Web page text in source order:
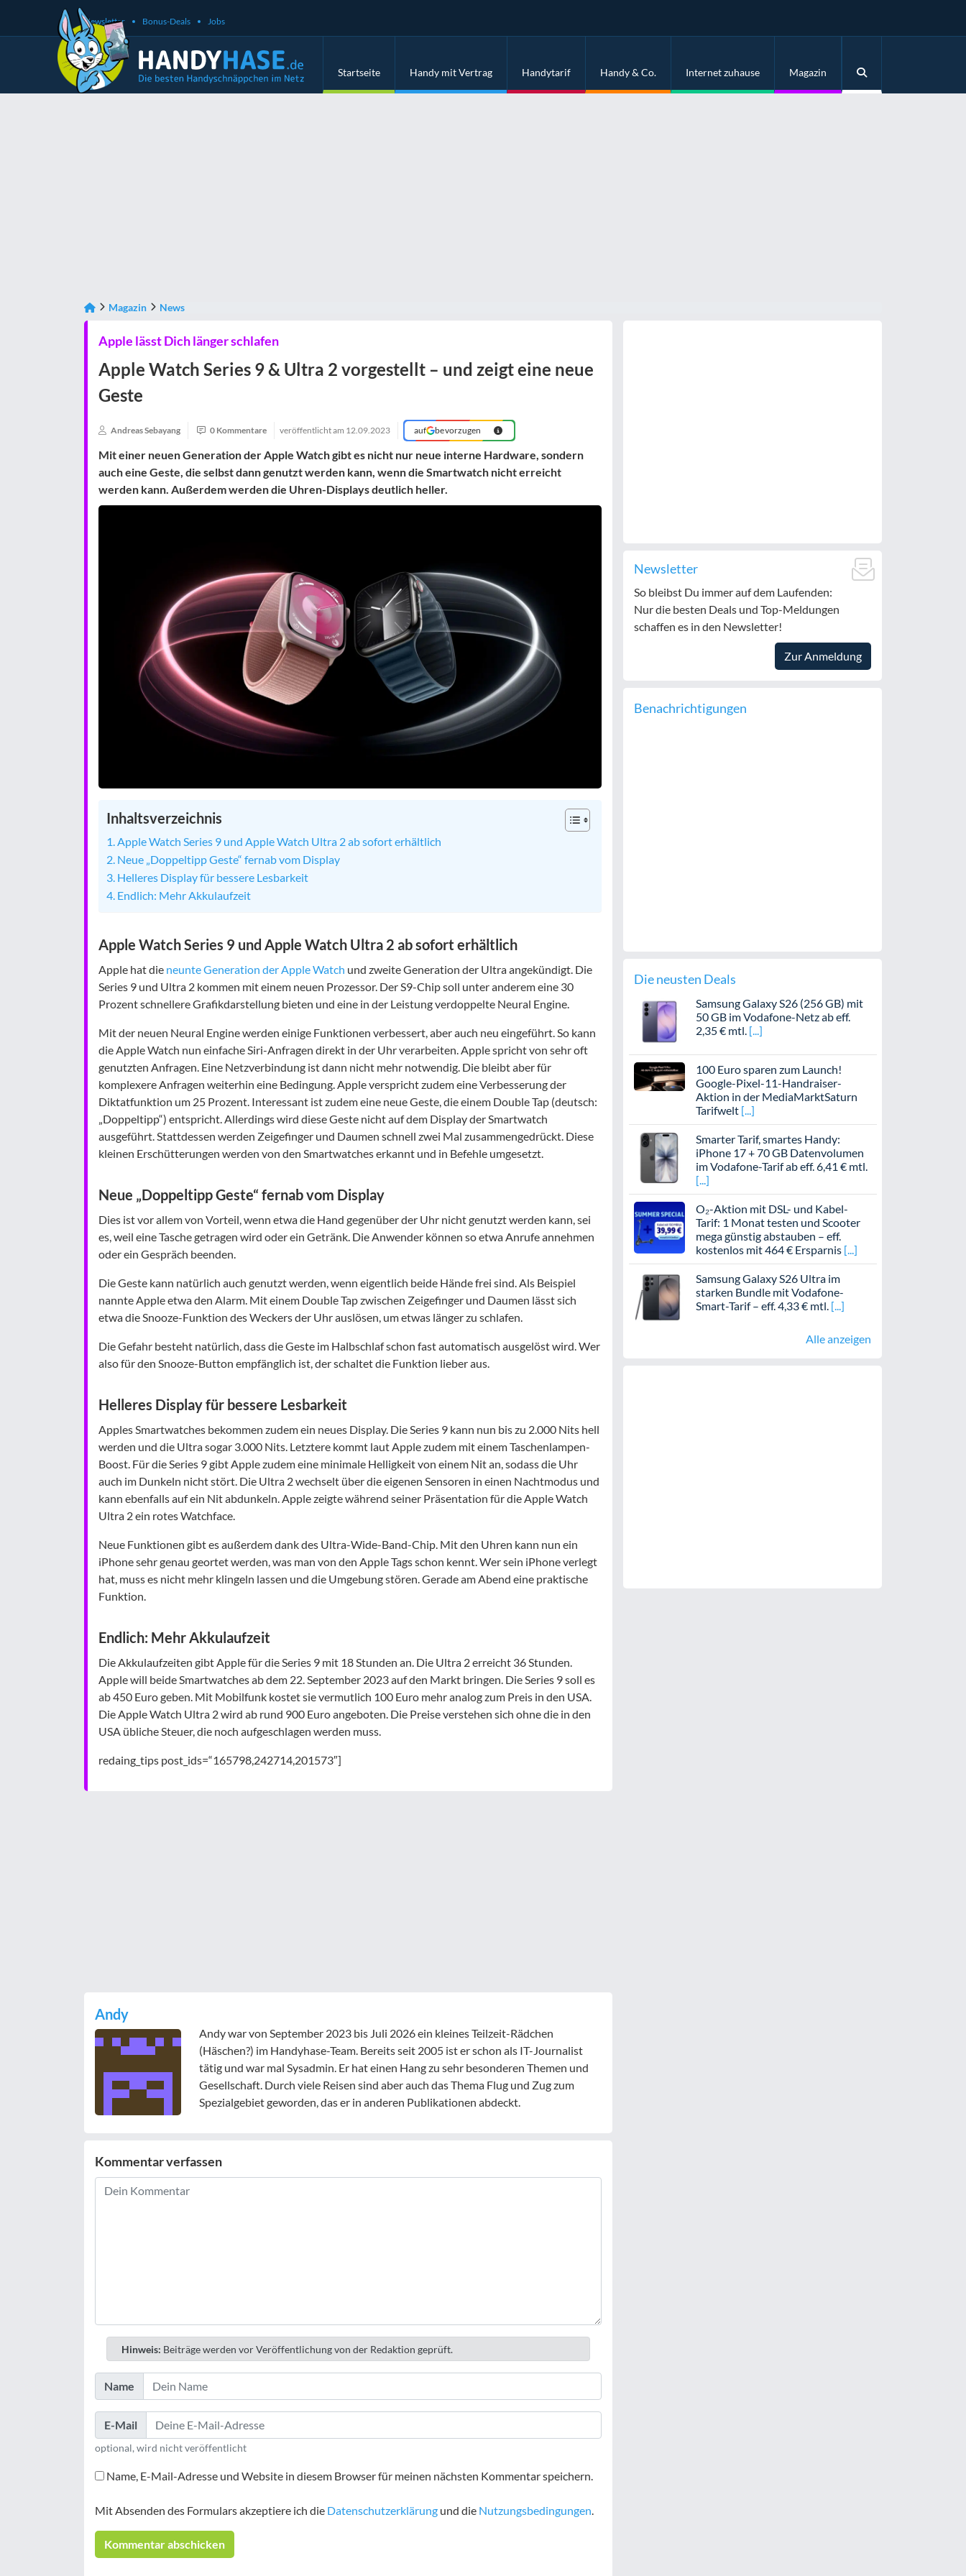
Newsletter Bonus-Deals Jobs
Startseite Handy mit Vertrag Handytarif Handy & Co. Internet zuhause Magazin
Magazin News
Apple lässt Dich länger schlafen
Apple Watch Series 9 & Ultra 2 vorgestellt – und zeigt eine neue
Geste
Andreas Sebayang 0 Kommentare veröffentlicht am 12.09.2023 auf bevorzugen
Mit einer neuen Generation der Apple Watch gibt es nicht nur neue interne Hardware, sondern
auch eine Geste, die selbst dann genutzt werden kann, wenn die Smartwatch nicht erreicht
werden kann. Außerdem werden die Uhren-Displays deutlich heller.
Inhaltsverzeichnis
Apple Watch Series 9 und Apple Watch Ultra 2 ab sofort erhältlich
Neue „Doppeltipp Geste“ fernab vom Display
Helleres Display für bessere Lesbarkeit
Endlich: Mehr Akkulaufzeit
Apple Watch Series 9 und Apple Watch Ultra 2 ab sofort erhältlich
Apple hat die neunte Generation der Apple Watch und zweite Generation der Ultra angekündigt. Die
Series 9 und Ultra 2 kommen mit einem neuen Prozessor. Der S9-Chip soll unter anderem eine 30
Prozent schnellere Grafikdarstellung bieten und eine in der Leistung verdoppelte Neural Engine.
Mit der neuen Neural Engine werden einige Funktionen verbessert, aber auch neu eingeführt. So kann
die Apple Watch nun einfache Siri-Anfragen direkt in der Uhr verarbeiten. Apple spricht von sehr oft
genutzten Anfragen. Eine Netzverbindung ist dann nicht mehr notwendig. Die bleibt aber für
komplexere Anfragen weiterhin eine Bedingung. Apple verspricht zudem eine Verbesserung der
Diktatfunktion um 25 Prozent. Interessant ist zudem eine neue Geste, die einem Double Tap (deutsch:
„Doppeltipp“) entspricht. Allerdings wird diese Geste nicht auf dem Display der Smartwatch
ausgeführt. Stattdessen werden Zeigefinger und Daumen schnell zwei Mal zusammengedrückt. Diese
kleinen Erschütterungen werden von den Smartwatches erkannt und in Befehle umgesetzt.
Neue „Doppeltipp Geste“ fernab vom Display
Dies ist vor allem von Vorteil, wenn etwa die Hand gegenüber der Uhr nicht genutzt werden kann, sei
es, weil eine Tasche getragen wird oder ein Getränk. Die Anwender können so etwa Anrufe annehmen
oder ein Gespräch beenden.
Die Geste kann natürlich auch genutzt werden, wenn eigentlich beide Hände frei sind. Als Beispiel
nannte Apple etwa den Alarm. Mit einem Double Tap zwischen Zeigefinger und Daumen lässt sich
etwa die Snooze-Funktion des Weckers der Uhr auslösen, um etwas länger zu schlafen.
Die Gefahr besteht natürlich, dass die Geste im Halbschlaf schon fast automatisch ausgelöst wird. Wer
also für den Snooze-Button empfänglich ist, der schaltet die Funktion lieber aus.
Helleres Display für bessere Lesbarkeit
Apples Smartwatches bekommen zudem ein neues Display. Die Series 9 kann nun bis zu 2.000 Nits hell
werden und die Ultra sogar 3.000 Nits. Letztere kommt laut Apple zudem mit einem Taschenlampen-
Boost. Für die Series 9 gibt Apple zudem eine minimale Helligkeit von einem Nit an, sodass die Uhr
auch im Dunkeln nicht stört. Die Ultra 2 wechselt über die eigenen Sensoren in einen Nachtmodus und
kann ebenfalls auf ein Nit abdunkeln. Apple zeigte während seiner Präsentation für die Apple Watch
Ultra 2 ein rotes Watchface.
Neue Funktionen gibt es außerdem dank des Ultra-Wide-Band-Chip. Mit den Uhren kann nun ein
iPhone sehr genau geortet werden, was man von den Apple Tags schon kennt. Wer sein iPhone verlegt
hat, muss es nicht mehr klingeln lassen und die Umgebung stören. Gerade am Abend eine praktische
Funktion.
Endlich: Mehr Akkulaufzeit
Die Akkulaufzeiten gibt Apple für die Series 9 mit 18 Stunden an. Die Ultra 2 erreicht 36 Stunden.
Apple will beide Smartwatches ab dem 22. September 2023 auf den Markt bringen. Die Series 9 soll es
ab 450 Euro geben. Mit Mobilfunk kostet sie vermutlich 100 Euro mehr analog zum Preis in den USA.
Die Apple Watch Ultra 2 wird ab rund 900 Euro angeboten. Die Preise verstehen sich ohne die in den
USA übliche Steuer, die noch aufgeschlagen werden muss.
redaing_tips post_ids=“165798,242714,201573″]
Andy
Andy war von September 2023 bis Juli 2026 ein kleines Teilzeit-Rädchen
(Häschen?) im Handyhase-Team. Bereits seit 2005 ist er schon als IT-Journalist
tätig und war mal Sysadmin. Er hat einen Hang zu sehr besonderen Themen und
Gesellschaft. Durch viele Reisen sind aber auch das Thema Flug und Zug zum
Spezialgebiet geworden, das er in anderen Publikationen abdeckt.
Kommentar verfassen
Hinweis: Beiträge werden vor Veröffentlichung von der Redaktion geprüft.
Name
E-Mail
optional, wird nicht veröffentlicht
Name, E-Mail-Adresse und Website in diesem Browser für meinen nächsten Kommentar speichern.
Mit Absenden des Formulars akzeptiere ich die Datenschutzerklärung und die Nutzungsbedingungen
Newsletter
So bleibst Du immer auf dem Laufenden:
Nur die besten Deals und Top-Meldungen
schaffen es in den Newsletter!
Zur Anmeldung
Benachrichtigungen
Die neusten Deals
Samsung Galaxy S26 (256 GB) mit
50 GB im Vodafone-Netz ab eff.
2,35 € mtl.
100 Euro sparen zum Launch!
Google-Pixel-11-Handraiser-
Aktion in der MediaMarktSaturn
Tarifwelt
Smarter Tarif, smartes Handy:
iPhone 17 + 70 GB Datenvolumen
im Vodafone-Tarif ab eff. 6,41 € mtl.
O₂-Aktion mit DSL- und Kabel-
Tarif: 1 Monat testen und Scooter
mega günstig abstauben – eff.
kostenlos mit 464 € Ersparnis
Samsung Galaxy S26 Ultra im
starken Bundle mit Vodafone-
Smart-Tarif – eff. 4,33 € mtl.
Alle anzeigen